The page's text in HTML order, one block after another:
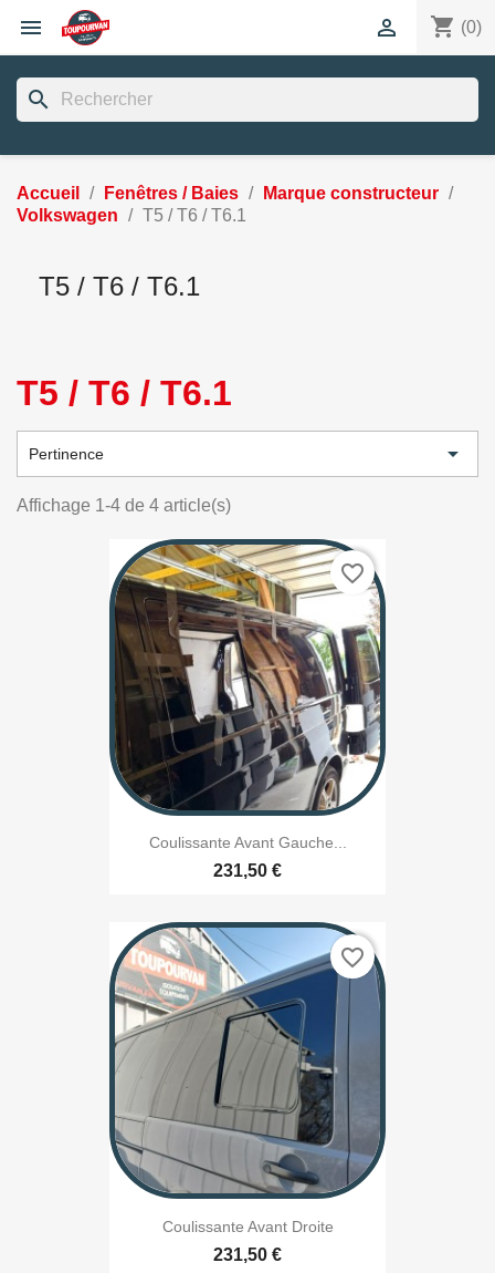
 shopping_cart (0)

search
Accueil Fenêtres / Baies
Marque constructeur
Volkswagen
T5 / T6 / T6.1
T5 / T6 / T6.1
T5 / T6 / T6.1
Pertinence 
Affichage 1-4 de 4 article(s)
Coulissante Avant Gauche...
231,50 €
favorite_border
Coulissante Avant Droite
231,50 €
favorite_border